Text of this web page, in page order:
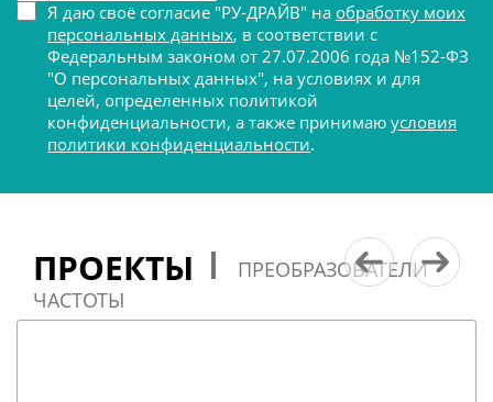
Я даю своё согласие "РУ-ДРАЙВ" на обработку моих
персональных данных, в соответствии с
Федеральным законом от 27.07.2006 года №152-ФЗ
"О персональных данных", на условиях и для
целей, определенных политикой
конфиденциальности, а также принимаю условия
политики конфиденциальности.
ПРОЕКТЫ
ПРЕОБРАЗОВАТЕЛИ
ЧАСТОТЫ